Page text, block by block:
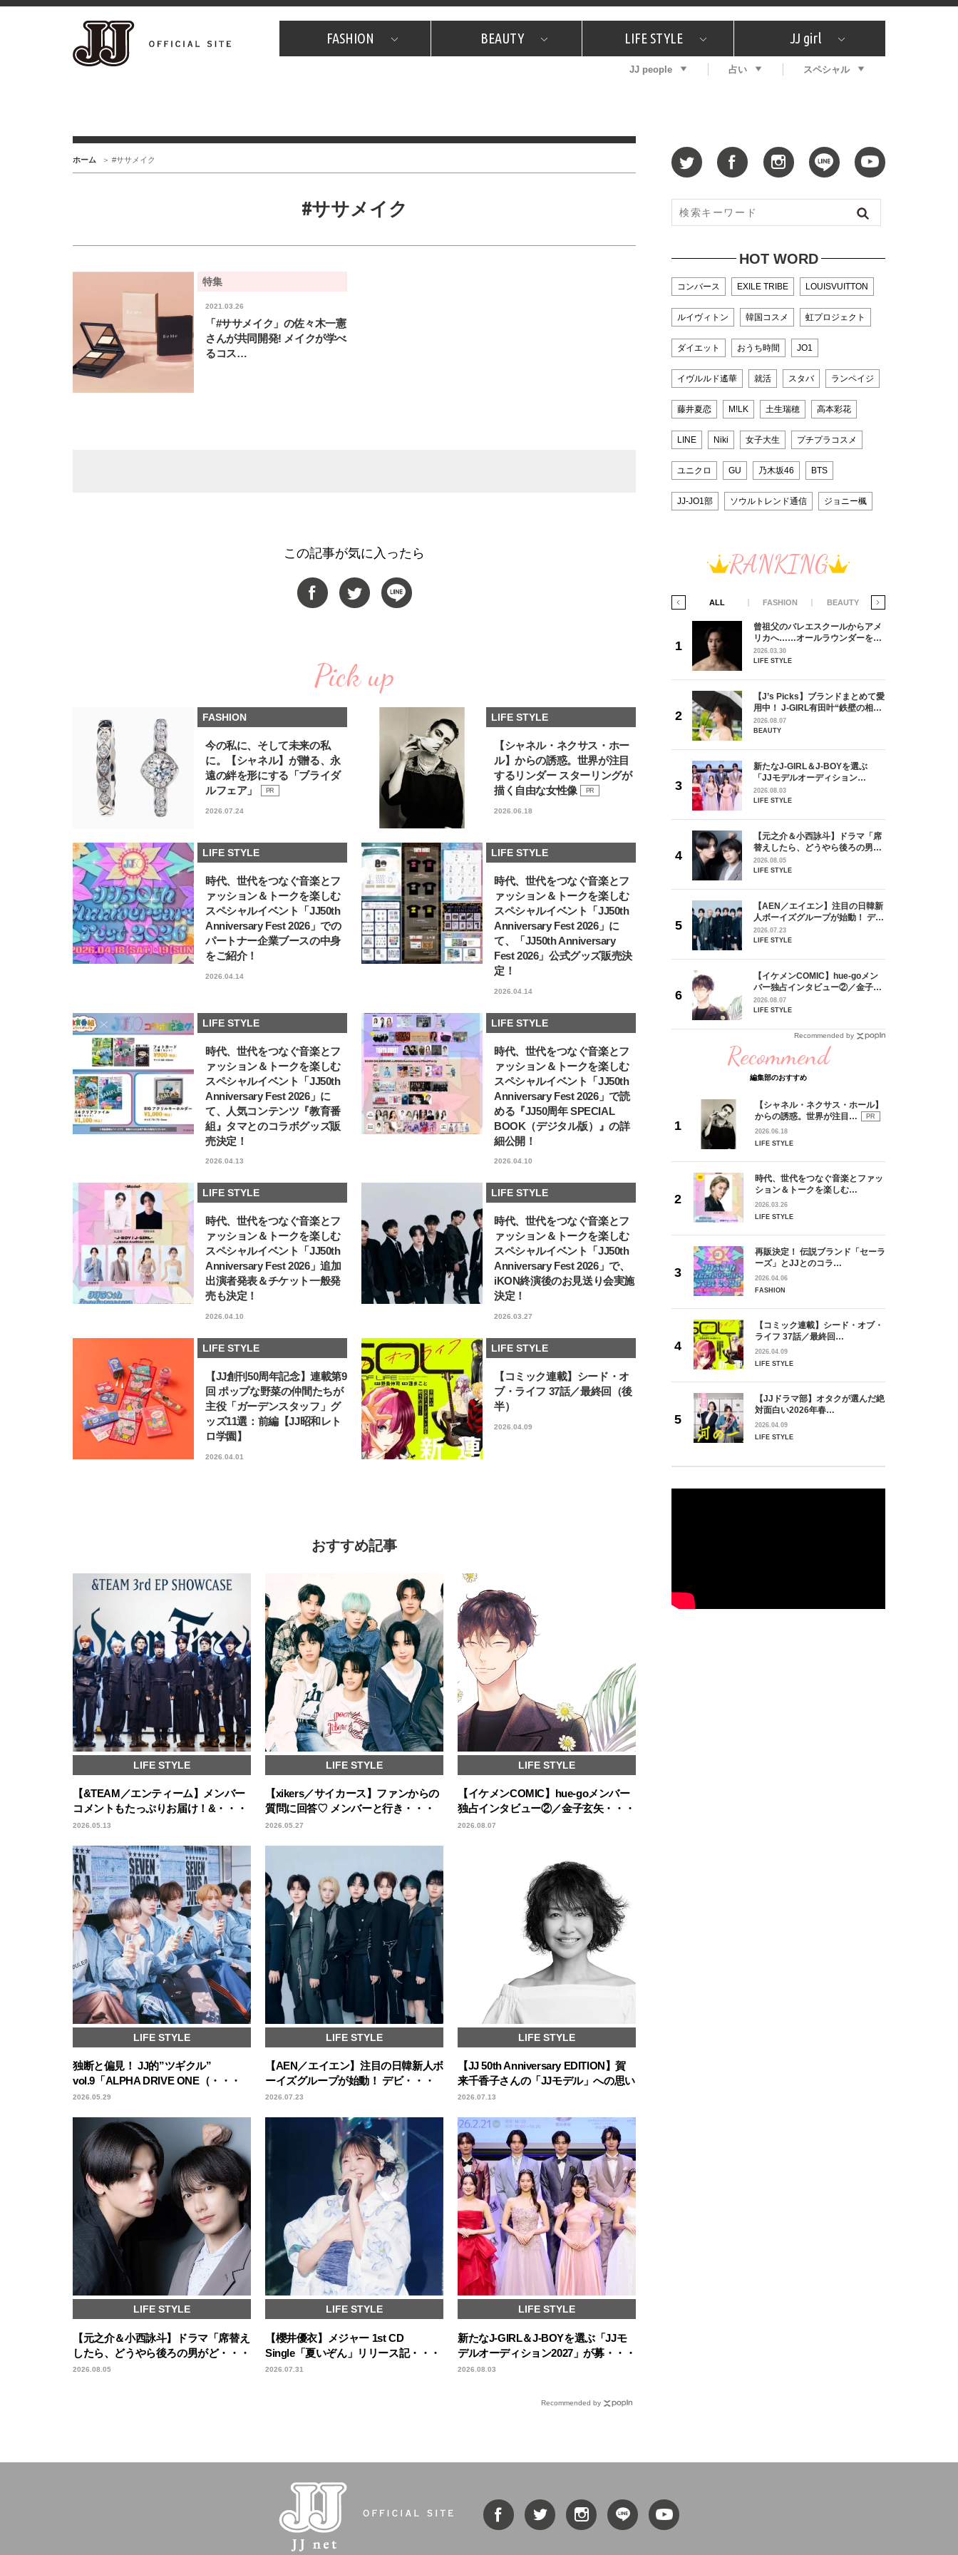
FASHION
JJスタッフの"それどこの"？ プチプラ プレゼント
BEAUTY
コスメ全部試してみた What's NEW？ 特集
LIFE STYLE
JJグルメガイド エンタメ プレゼント
恋愛
JJ girl
特集 おしゃラン！
JJ people 占い スペシャル
ホーム #ササメイク
#ササメイク
特集
2021.03.26
「#ササメイク」の佐々木一憲
さんが共同開発! メイクが学べ
るコス…
この記事が気に入ったら
Pick up
FASHION
今の私に、そして未来の私
に。【シャネル】が贈る、永
遠の絆を形にする「ブライダ
ルフェア」
PR
2026.07.24
LIFE STYLE
【シャネル・ネクサス・ホー
ル】からの誘惑。世界が注目
するリンダー スターリングが
描く自由な女性像
PR
2026.06.18
LIFE STYLE
時代、世代をつなぐ音楽とフ
ァッション＆トークを楽しむ
スペシャルイベント「JJ50th
Anniversary Fest 2026」での
パートナー企業ブースの中身
をご紹介！
2026.04.14
LIFE STYLE
時代、世代をつなぐ音楽とフ
ァッション＆トークを楽しむ
スペシャルイベント「JJ50th
Anniversary Fest 2026」に
て、「JJ50th Anniversary
Fest 2026」公式グッズ販売決
定！
2026.04.14
LIFE STYLE
時代、世代をつなぐ音楽とフ
ァッション＆トークを楽しむ
スペシャルイベント「JJ50th
Anniversary Fest 2026」に
て、人気コンテンツ『教育番
組』タマとのコラボグッズ販
売決定！
2026.04.13
LIFE STYLE
時代、世代をつなぐ音楽とフ
ァッション＆トークを楽しむ
スペシャルイベント「JJ50th
Anniversary Fest 2026」で読
める『JJ50周年 SPECIAL
BOOK（デジタル版）』の詳
細公開！
2026.04.10
LIFE STYLE
時代、世代をつなぐ音楽とフ
ァッション＆トークを楽しむ
スペシャルイベント「JJ50th
Anniversary Fest 2026」追加
出演者発表＆チケット一般発
売も決定！
2026.04.10
LIFE STYLE
時代、世代をつなぐ音楽とフ
ァッション＆トークを楽しむ
スペシャルイベント「JJ50th
Anniversary Fest 2026」で、
iKON終演後のお見送り会実施
決定！
2026.03.27
LIFE STYLE
【JJ創刊50周年記念】連載第9
回 ポップな野菜の仲間たちが
主役「ガーデンスタッフ」グ
ッズ11選：前編【JJ昭和レト
ロ学園】
2026.04.01
LIFE STYLE
【コミック連載】シード・オ
ブ・ライフ 37話／最終回（後
半）
2026.04.09
おすすめ記事
LIFE STYLE
【&TEAM／エンティーム】メンバー
コメントもたっぷりお届け！&・・・
2026.05.13
LIFE STYLE
【xikers／サイカース】ファンからの
質問に回答♡ メンバーと行き・・・
2026.05.27
LIFE STYLE
【イケメンCOMIC】hue-goメンバー
独占インタビュー②／金子玄矢・・・
2026.08.07
LIFE STYLE
独断と偏見！ JJ的”ツギクル”
vol.9「ALPHA DRIVE ONE（・・・
2026.05.29
LIFE STYLE
【AEN／エイエン】注目の日韓新人ボ
ーイズグループが始動！ デビ・・・
2026.07.23
LIFE STYLE
【JJ 50th Anniversary EDITION】賀
来千香子さんの「JJモデル」への思い
2026.07.13
LIFE STYLE
【元之介＆小西詠斗】ドラマ「席替え
したら、どうやら後ろの男がど・・・
2026.08.05
LIFE STYLE
【櫻井優衣】メジャー 1st CD
Single「夏いぞん」リリース記・・・
2026.07.31
LIFE STYLE
新たなJ-GIRL＆J-BOYを選ぶ「JJモ
デルオーディション2027」が募・・・
2026.08.03
Recommended by
HOT WORD
コンバース EXILE TRIBE LOUISVUITTON
ルイヴィトン 韓国コスメ 虹プロジェクト
ダイエット おうち時間 JO1
イヴルルド遙華 就活 スタバ ランペイジ
藤井夏恋 M!LK 土生瑞穂 高本彩花
LINE Niki 女子大生 プチプラコスメ
ユニクロ GU 乃木坂46 BTS
JJ-JO1部 ソウルトレンド通信 ジョニー楓
RANKING
ALL FASHION BEAUTY
夏の必需品〉
【JJ専属モデルの素顔】ビューテ
ィ大好き！ 松川 星のお気に入り
【J’s Picks】J-GIRL早坂萌香の
徹底した日焼けケア！ でも、いち
ばん大切なのは…〈ビューティ＆
ファッション夏の必需品〉
て？】自称“コスメオタク見習
い”のポーチの中身、拝見しま
【注目アーティストRainy。っ
て？】忙しい日でも欠かせない、
朝と夜のケアでつくられる透明感
2026.01.30
BEAUTY
「JJモデルオーディション
2027」が募集開始！ 予選ブロッ
「新システム」に変わります
2026.08.03
【元之介＆小西詠斗】ドラマ「席
替えしたら、どうやら後ろの男が
どうやら俺のこと好きらしい」放
2026.08.05
人ボーイズグループが始動！ デビ
ュー目前のフレッシュな面々を独
ります♪
【イケメンCOMIC】hue-goメン
バー独占インタビュー②／金子玄
矢「感情をズバーッと言葉にでき
た時は幸せ〜」
2026.08.07
LIFE STYLE
ディブル」リリース記念インタビ
ュー
曾祖父のバレエスクールからアメ
リカへ……オールラウンダーを目
指すダンサーは踊ることが好きす
ぎる【王子様の推しドコロ】
2026.03.30
LIFE STYLE
【J’s Picks】ブランドまとめて愛
用中！ J-GIRL有田叶“鉄壁の相
棒”〈ビューティ＆ファッション
夏の必需品〉
2026.08.07
BEAUTY
新たなJ-GIRL＆J-BOYを選ぶ
「JJモデルオーディション
2027」が募集開始！ 予選ブロッ
クは候補生の“魅力”を重視した
2026.08.03
LIFE STYLE
【元之介＆小西詠斗】ドラマ「席
替えしたら、どうやら後ろの男が
どうやら俺のこと好きらしい」放
送記念インタビュー♡ 「自然と詠
2026.08.05
LIFE STYLE
【AEN／エイエン】注目の日韓新
人ボーイズグループが始動！ デビ
ュー目前のフレッシュな面々を独
占インタビュー。7人の魅力に迫
2026.07.23
LIFE STYLE
【イケメンCOMIC】hue-goメン
バー独占インタビュー②／金子玄
矢「感情をズバーッと言葉にでき
た時は幸せ〜」
2026.08.07
LIFE STYLE
Recommended by
Recommend
編集部のおすすめ
【シャネル・ネクサス・ホール】
からの誘惑。世界が注目…
PR
2026.06.18
LIFE STYLE
時代、世代をつなぐ音楽とファッ
ション＆トークを楽しむ…
2026.03.26
LIFE STYLE
再販決定！ 伝説ブランド「セーラ
ーズ」とJJとのコラ…
2026.04.06
FASHION
【コミック連載】シード・オブ・
ライフ 37話／最終回…
2026.04.09
LIFE STYLE
【JJドラマ部】オタクが選んだ絶
対面白い2026年春…
2026.04.09
LIFE STYLE